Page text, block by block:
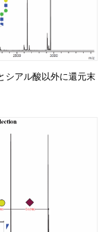
シアル酸以外に還元末